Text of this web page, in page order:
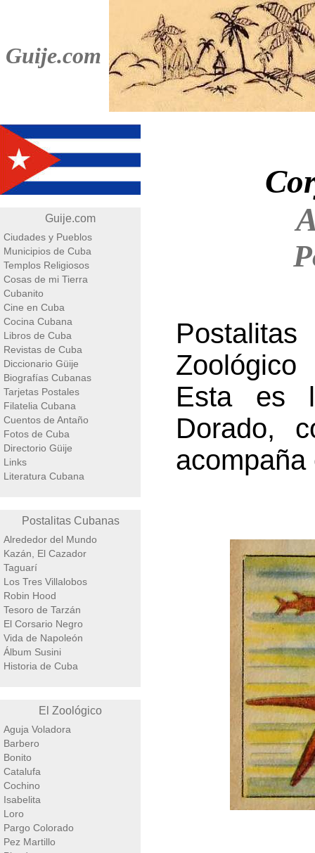
Guije.com
Guije.com
Ciudades y Pueblos
Municipios de Cuba
Templos Religiosos
Cosas de mi Tierra
Cubanito
Cine en Cuba
Cocina Cubana
Libros de Cuba
Revistas de Cuba
Diccionario Güije
Biografías Cubanas
Tarjetas Postales
Filatelia Cubana
Cuentos de Antaño
Fotos de Cuba
Directorio Güije
Links
Literatura Cubana
Postalitas Cubanas
Alrededor del Mundo
Kazán, El Cazador
Taguarí
Los Tres Villalobos
Robin Hood
Tesoro de Tarzán
El Corsario Negro
Vida de Napoleón
Álbum Susini
Historia de Cuba
El Zoológico
Aguja Voladora
Barbero
Bonito
Catalufa
Cochino
Isabelita
Loro
Pargo Colorado
Pez Martillo
Esta es
Dorado,